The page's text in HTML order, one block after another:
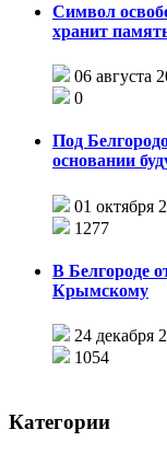
Символ
хранит
06 августа
0
Под
основании
01 октября
1277
В Белгороде
Крымскому
24 декабря
1054
Категории